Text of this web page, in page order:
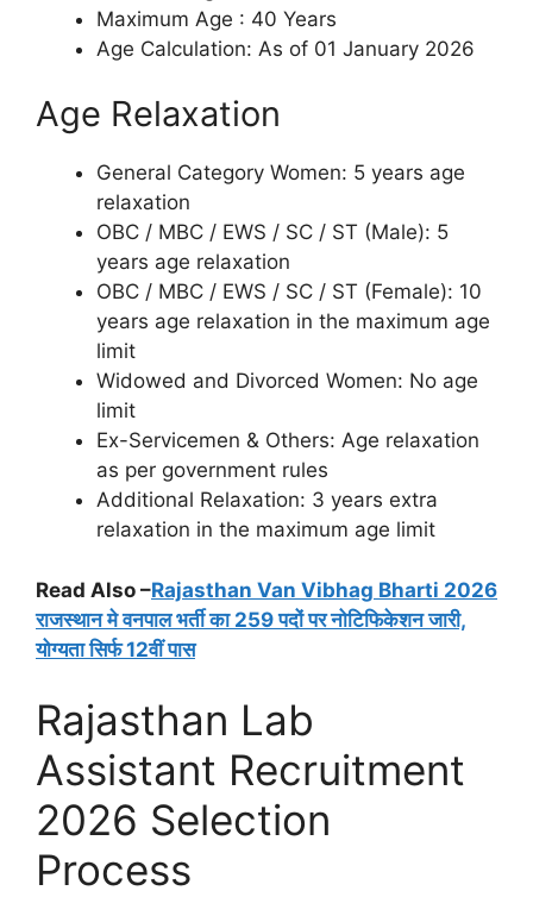
Maximum Age : 40 Years
Age Calculation: As of 01 January 2026
Age Relaxation
General Category Women: 5 years age
relaxation
OBC / MBC / EWS / SC / ST (Male): 5
years age relaxation
OBC / MBC / EWS / SC / ST (Female): 10
years age relaxation in the maximum age
limit
Widowed and Divorced Women: No age
limit
Ex-Servicemen & Others: Age relaxation
as per government rules
Additional Relaxation: 3 years extra
relaxation in the maximum age limit
Read Also –Rajasthan Van Vibhag Bharti 2026
राजस्थान मे वनपाल भर्ती का 259 पदों पर नोटिफिकेशन जारी,
योग्यता सिर्फ 12वीं पास
Rajasthan Lab
Assistant Recruitment
2026 Selection
Process